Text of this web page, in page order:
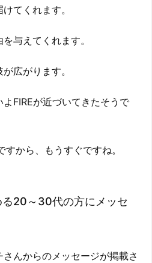
てくれます。
与えてくれます。
広がります。
FIREが近づいてきたそうで
から、もうすぐですね。
る20～30代の方にメッセ
んからのメッセージが掲載さ